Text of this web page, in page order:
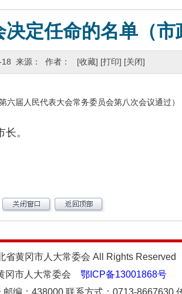
定任命的名单（市
18 来源： 作者： [收藏] [打印] [关闭]
六届人民代表大会常务委员会第八次会议通过）
。
省黄冈市人大常委会 All Rights Reserved
冈市人大常委会 鄂ICP备13001868号
编：438000 联系方式：0713-8667630